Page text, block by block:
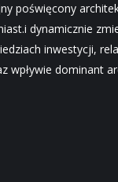
poświęcony
dynamicznie
inwestycji,
wpływie dominant